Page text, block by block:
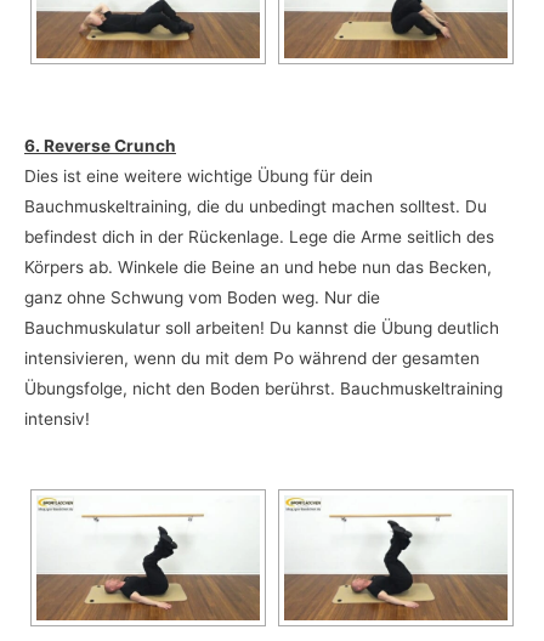
6. Reverse Crunch
Dies ist eine weitere wichtige Übung für dein
Bauchmuskeltraining, die du unbedingt machen solltest. Du
befindest dich in der Rückenlage. Lege die Arme seitlich des
Körpers ab. Winkele die Beine an und hebe nun das Becken,
ganz ohne Schwung vom Boden weg. Nur die
Bauchmuskulatur soll arbeiten! Du kannst die Übung deutlich
intensivieren, wenn du mit dem Po während der gesamten
Übungsfolge, nicht den Boden berührst. Bauchmuskeltraining
intensiv!